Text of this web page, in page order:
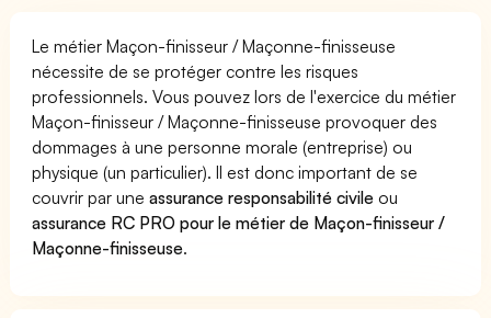
Le métier Maçon-finisseur / Maçonne-finisseuse
nécessite de se protéger contre les risques
professionnels. Vous pouvez lors de l'exercice du métier
Maçon-finisseur / Maçonne-finisseuse provoquer des
dommages à une personne morale (entreprise) ou
physique (un particulier). Il est donc important de se
couvrir par uneassurance responsabilité civile ou
assurance RC PRO pour le métier de Maçon-finisseur /
Maçonne-finisseuse.